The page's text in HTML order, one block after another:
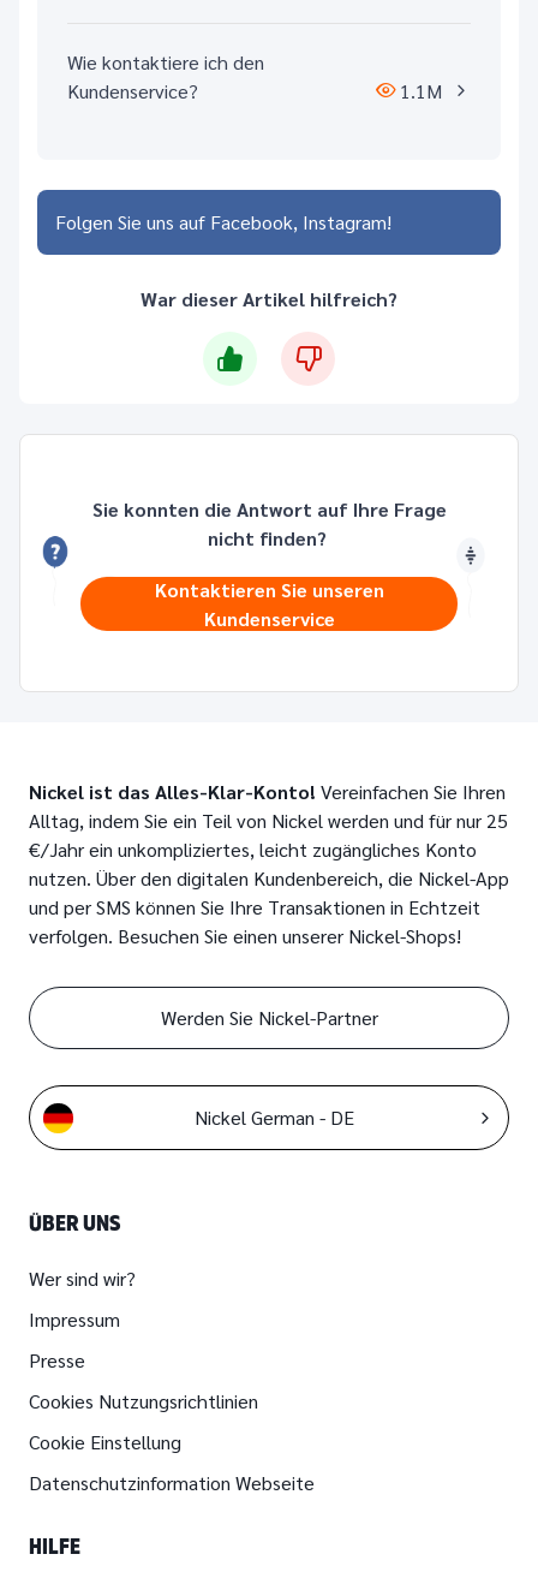
Wie kontaktiere ich den
Kundenservice?
1.1M
Folgen Sie uns auf Facebook Instagram
War dieser Artikel hilfreich?
Sie konnten die Antwort auf Ihre Frage
nicht finden?
Kontaktieren Sie unseren
Kundenservice
Nickel ist das Alles-Klar-Konto! Vereinfachen Sie Ihren
Alltag, indem Sie ein Teil von Nickel werden und für nur 25
€/Jahr ein unkompliziertes, leicht zugängliches Konto
nutzen. Über den digitalen Kundenbereich, die Nickel-App
und per SMS können Sie Ihre Transaktionen in Echtzeit
verfolgen. Besuchen Sie einen unserer Nickel-Shops!
ÜBER UNS
Wer sind wir?
Impressum
Presse
Cookies Nutzungsrichtlinien
Cookie Einstellung
Datenschutzinformation Webseite
HILFE
Werden Sie Nickel-Partner
Nickel German - DE